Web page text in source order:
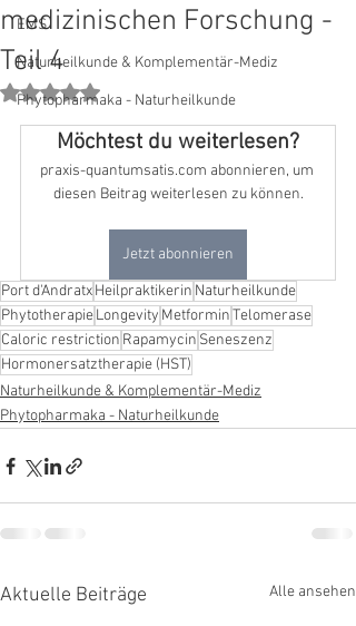
EMS
Naturheilkunde & Komplementär-Mediz
Phytopharmaka - Naturheilkunde
medizinischen Forschung -
Teil 4
Mit NaN von 5 Sternen bewertet.
Möchtest du weiterlesen?
praxis-quantumsatis.com abonnieren, um
diesen Beitrag weiterlesen zu können.
Jetzt abonnieren
Port d'AndratxHeilpraktikerin Naturheilkunde
PhytotherapieLongevity MetforminTelomerase
Caloric restriction Rapamycin Seneszenz
Hormonersatztherapie (HST)
Naturheilkunde & Komplementär-Mediz
Phytopharmaka - Naturheilkunde
Aktuelle Beiträge Alle ansehen